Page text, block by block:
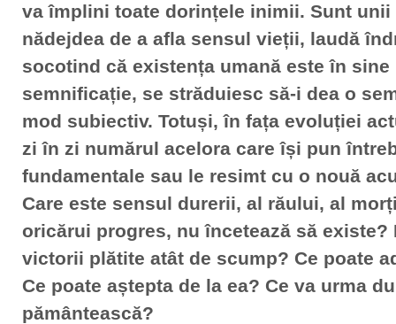
va împlini toate dorințele inimii. Sunt unii
nădejdea de a afla sensul vieții, laudă
socotind că existența umană este în
semnificație, se străduiesc să-i dea o
mod subiectiv. Totuși, în fața evoluției
zi în zi numărul acelora care își pun
fundamentale sau le resimt cu o nouă
Care este sensul durerii, al răului, al
oricărui progres, nu încetează să existe?
victorii plătite atât de scump? Ce poate
Ce poate aștepta de la ea? Ce va urma
pământească?